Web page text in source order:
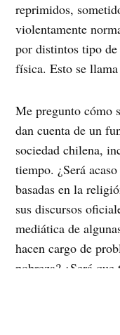
reprimidos,
violentamente
por distintos tipo
física. Esto se
Me pregunto cómo
dan cuenta de un
sociedad chilena,
tiempo. ¿Será
basadas en la
sus discursos
mediática de
hacen cargo de
pobreza? ¿Será